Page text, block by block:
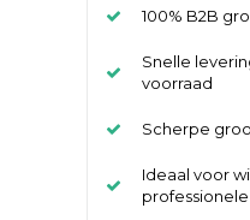
100% B2B
Snelle
voorraad
Scherpe
Ideaal voor